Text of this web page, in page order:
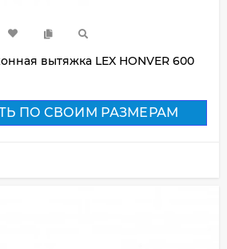
вытяжка LEX HONVER 600
ПО СВОИМ РАЗМЕРАМ